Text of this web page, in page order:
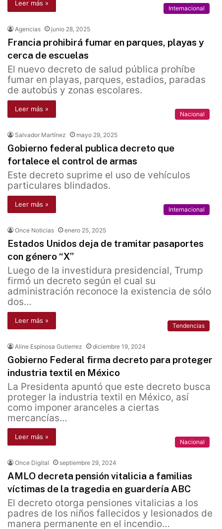
Leer más »
Internacional
Agencias junio 28, 2025
Francia prohibirá fumar en parques, playas y
cerca de escuelas
El nuevo decreto de salud pública prohíbe
fumar en playas, parques, estadios, paradas
de autobús y zonas escolares.
Leer más »
Nacional
Salvador Martínez mayo 29, 2025
Gobierno federal publica decreto que
fortalece el control de armas
Este decreto suprime el uso de vehículos
particulares blindados.
Leer más »
Internacional
Once Noticias enero 25, 2025
Estados Unidos deja de tramitar pasaportes
con género “X”
Luego de la investidura presidencial, Trump
firmó un decreto según el cual su
administración reconoce la existencia de sólo
dos…
Leer más »
Tendencias
Aline Espinosa Gutierrez diciembre 19, 2024
Gobierno Federal firma decreto para proteger
industria textil en México
La Presidenta apuntó que este decreto busca
proteger la industria textil en México, así
como imponer aranceles a ciertas
mercancías…
Leer más »
Nacional
Once Digital septiembre 29, 2024
AMLO decreta pensión vitalicia a familias
víctimas de la tragedia en guardería ABC
El decreto otorga pensiones vitalicias a los
padres de los niños fallecidos y lesionados de
manera permanente en el incendio…